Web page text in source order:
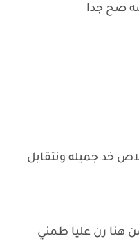
صح جدا
خد جميله ونتقابل
هنا رن عليا طمني